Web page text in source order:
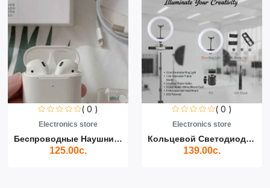
( 0 )
Electronics store
Беспроводные Наушники Air...
125.00с.
( 0 )
Electronics store
Кольцевой Светодиодный Св...
139.00с.